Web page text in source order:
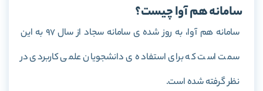
سامانه هم آوا چیست؟
سامانه هم آوا، به روز شده ی سامانه سجاد از سال 97 به این
سمت است که برای استفاده ی دانشجویان علمی کاربردی در
نظر گرفته شده است.